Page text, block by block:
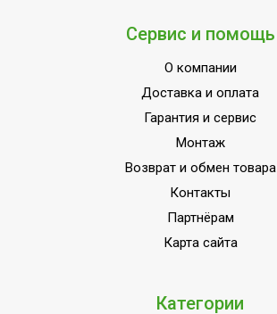
Сервис и помощь
О компании
Доставка и оплата
Гарантия и сервис
Монтаж
Возврат и обмен товара
Контакты
Партнёрам
Карта сайта
Категории